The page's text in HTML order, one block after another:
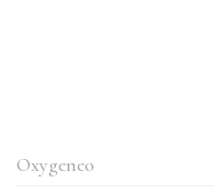
Oxygeneo